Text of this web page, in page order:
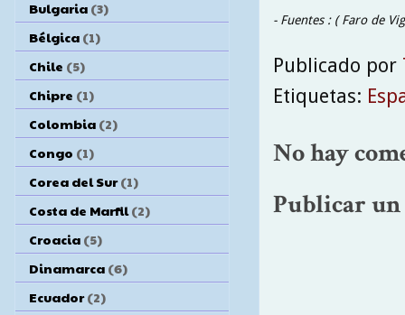
- Fuentes : ( Faro de
Publicado por
Etiquetas:
No hay
Publicar
Bulgaria (3)
Bélgica (1)
Chile (5)
Chipre (1)
Colombia (2)
Congo (1)
Corea del Sur (1)
Costa de Marfil (2)
Croacia (5)
Dinamarca (6)
Ecuador (2)